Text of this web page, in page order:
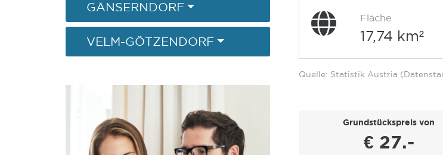
GÄNSERNDORF
VELM-GÖTZENDORF
Fläche
17,74 km²
Quelle: Statistik Austria
Grundstückspreis von
€ 27.-